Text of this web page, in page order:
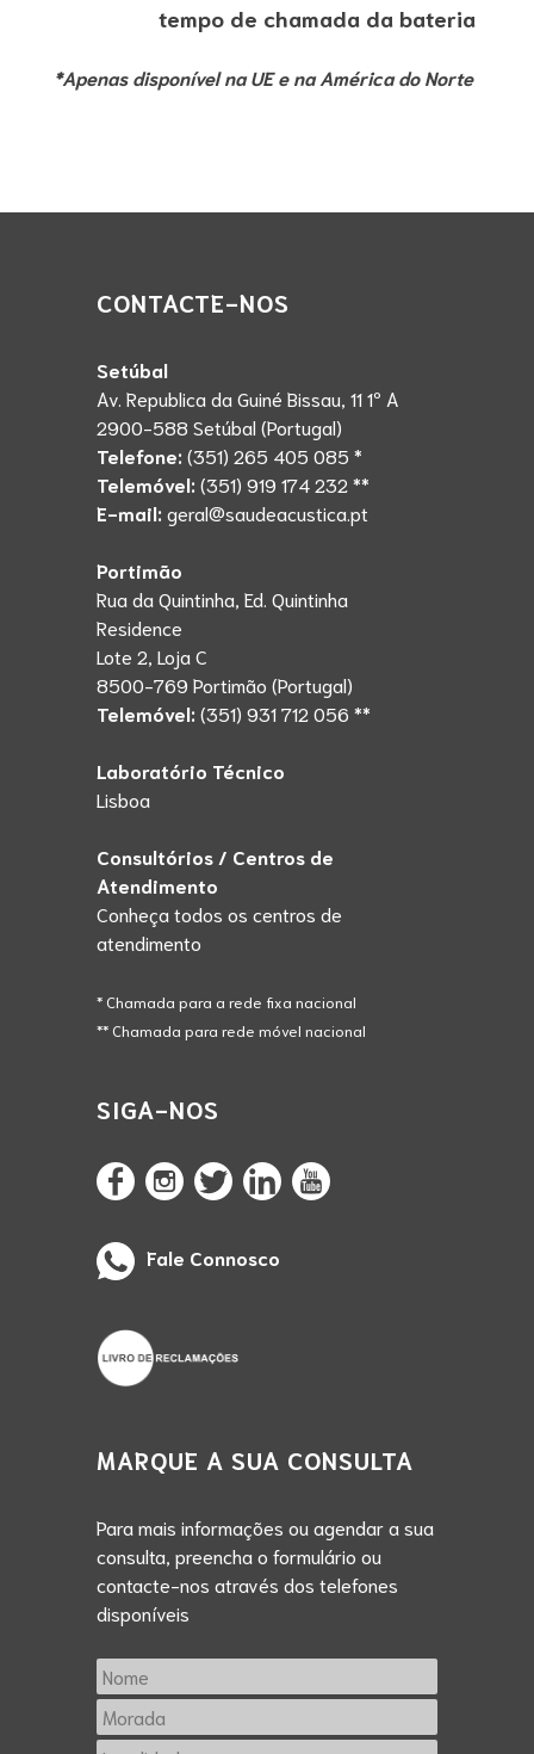
tempo de chamada da bateria
*Apenas disponível na UE e na América do Norte
CONTACTE-NOS
Setúbal
Av. Republica da Guiné Bissau, 11 1º A
2900-588 Setúbal (Portugal)
Telefone: (351) 265 405 085 *
Telemóvel: (351) 919 174 232 **
E-mail: geral@saudeacustica.pt
Portimão
Rua da Quintinha, Ed. Quintinha
Residence
Lote 2, Loja C
8500-769 Portimão (Portugal)
Telemóvel: (351) 931 712 056 **
Laboratório Técnico
Lisboa
Consultórios / Centros de
Atendimento
Conheça todos os centros de
atendimento
* Chamada para a rede fixa nacional
** Chamada para rede móvel nacional
SIGA-NOS
Fale Connosco
MARQUE A SUA CONSULTA
Para mais informações ou agendar a sua
consulta, preencha o formulário ou
contacte-nos através dos telefones
disponíveis